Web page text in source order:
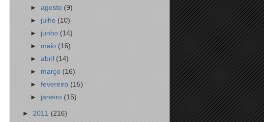
►agosto (9)
► julho (10)
► junho (14)
► maio(16)
►abril (14)
► março (16)
►fevereiro (15)
► janeiro (15)
► 2011 (216)